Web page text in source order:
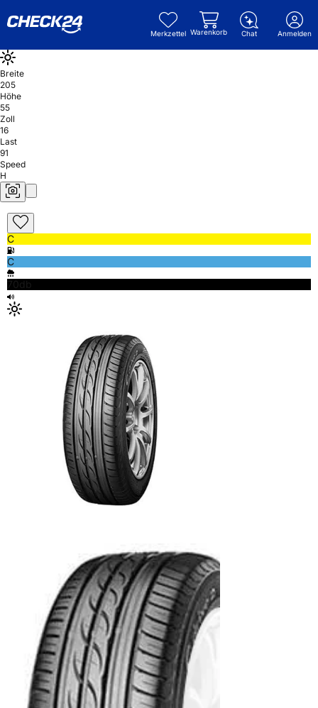
Merkzettel Warenkorb Chat Anmelden
Breite
205
Höhe
55
Zoll
16
Last
91
Speed
H
C
C
70db